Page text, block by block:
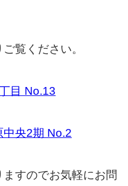
覧ください。
目 No.13
中央2期 No.2
すのでお気軽にお問